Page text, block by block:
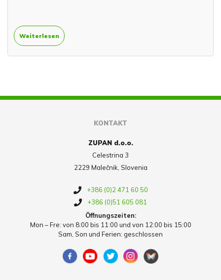
Weiterlesen
KONTAKT
ZUPAN d.o.o.
Celestrina 3
2229 Malečnik, Slovenia
+386 (0)2 471 60 50
+386 (0)51 605 081
Öffnungszeiten:
Mon – Fre: von 8:00 bis 11:00 und von 12:00 bis 15:00
Sam, Son und Ferien: geschlossen